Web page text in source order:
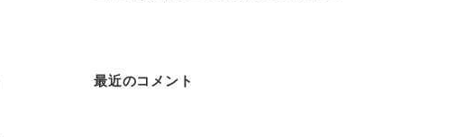
最近のコメント